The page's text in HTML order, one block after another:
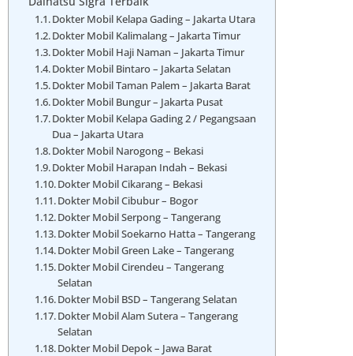
Dokter Mobil Kelapa Gading – Jakarta Utara
Dokter Mobil Kalimalang – Jakarta Timur
Dokter Mobil Haji Naman – Jakarta Timur
Dokter Mobil Bintaro – Jakarta Selatan
Dokter Mobil Taman Palem – Jakarta Barat
Dokter Mobil Bungur – Jakarta Pusat
Dokter Mobil Kelapa Gading 2 / Pegangsaan
Dua – Jakarta Utara
Dokter Mobil Narogong – Bekasi
Dokter Mobil Harapan Indah – Bekasi
Dokter Mobil Cikarang – Bekasi
Dokter Mobil Cibubur – Bogor
Dokter Mobil Serpong – Tangerang
Dokter Mobil Soekarno Hatta – Tangerang
Dokter Mobil Green Lake – Tangerang
Dokter Mobil Cirendeu – Tangerang
Selatan
Dokter Mobil BSD – Tangerang Selatan
Dokter Mobil Alam Sutera – Tangerang
Selatan
Dokter Mobil Depok – Jawa Barat